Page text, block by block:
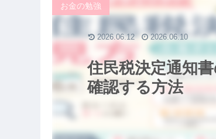
住民税決定通知
確認する方法
お金の勉強
2026.06.12 2026.06.10